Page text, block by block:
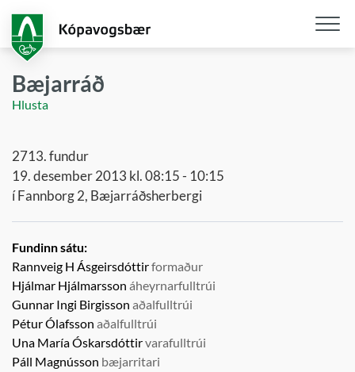
aðalefni
Bæjarráð
Hlusta
2713. fundur
19. desember 2013 kl. 08:15 - 10:15
í Fannborg 2, Bæjarráðsherbergi
Fundinn sátu:
Rannveig H Ásgeirsdóttirformaður
Hjálmar Hjálmarsson áheyrnarfulltrúi
Gunnar Ingi Birgisson aðalfulltrúi
Pétur Ólafsson aðalfulltrúi
Una María Óskarsdóttirvarafulltrúi
Páll Magnússon bæjarritari
Opna